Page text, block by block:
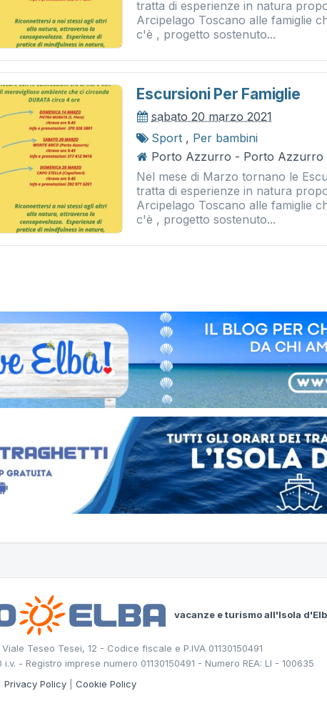
tratta di esperienze in natura
Arcipelago Toscano alle famiglie
c'è , progetto sostenuto...
Escursioni Per Famiglie
sabato 20 marzo 2021
Sport , Per bambini
Porto Azzurro - Porto Azzurro
Nel mese di Marzo tornano le
tratta di esperienze in natura
Arcipelago Toscano alle famiglie
c'è , progetto sostenuto...
vacanze e turismo all'Isola
Teseo Tesei, 12 - Codice fiscale e P.IVA 01130150491
- Registro imprese numero 01130150491 - Numero REA: LI - 100635
Privacy Policy| Cookie Policy